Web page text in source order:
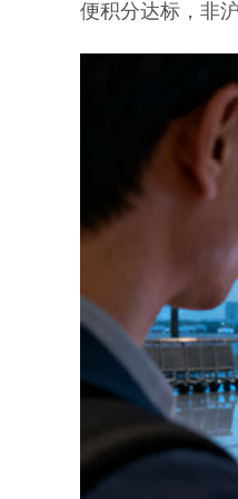
便积分达标，非